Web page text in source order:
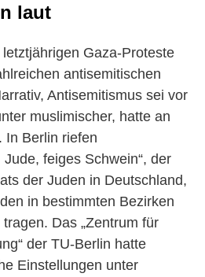
laut
Gaza-Proteste
antisemitischen
Antisemitismus sei vor
muslimischer, hatte an
In Berlin riefen
feiges Schwein“, der
der Juden in Deutschland,
in bestimmten Bezirken
Das „Zentrum für
der TU-Berlin hatte
Einstellungen unter